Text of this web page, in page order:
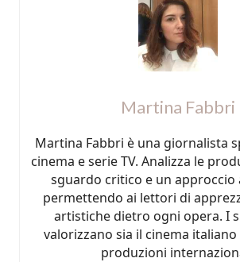
Martina Fabbri
Martina Fabbri è una giornalista
cinema e serie TV. Analizza le
sguardo critico e un approccio
permettendo ai lettori di
artistiche dietro ogni opera. I
valorizzano sia il cinema
produzioni